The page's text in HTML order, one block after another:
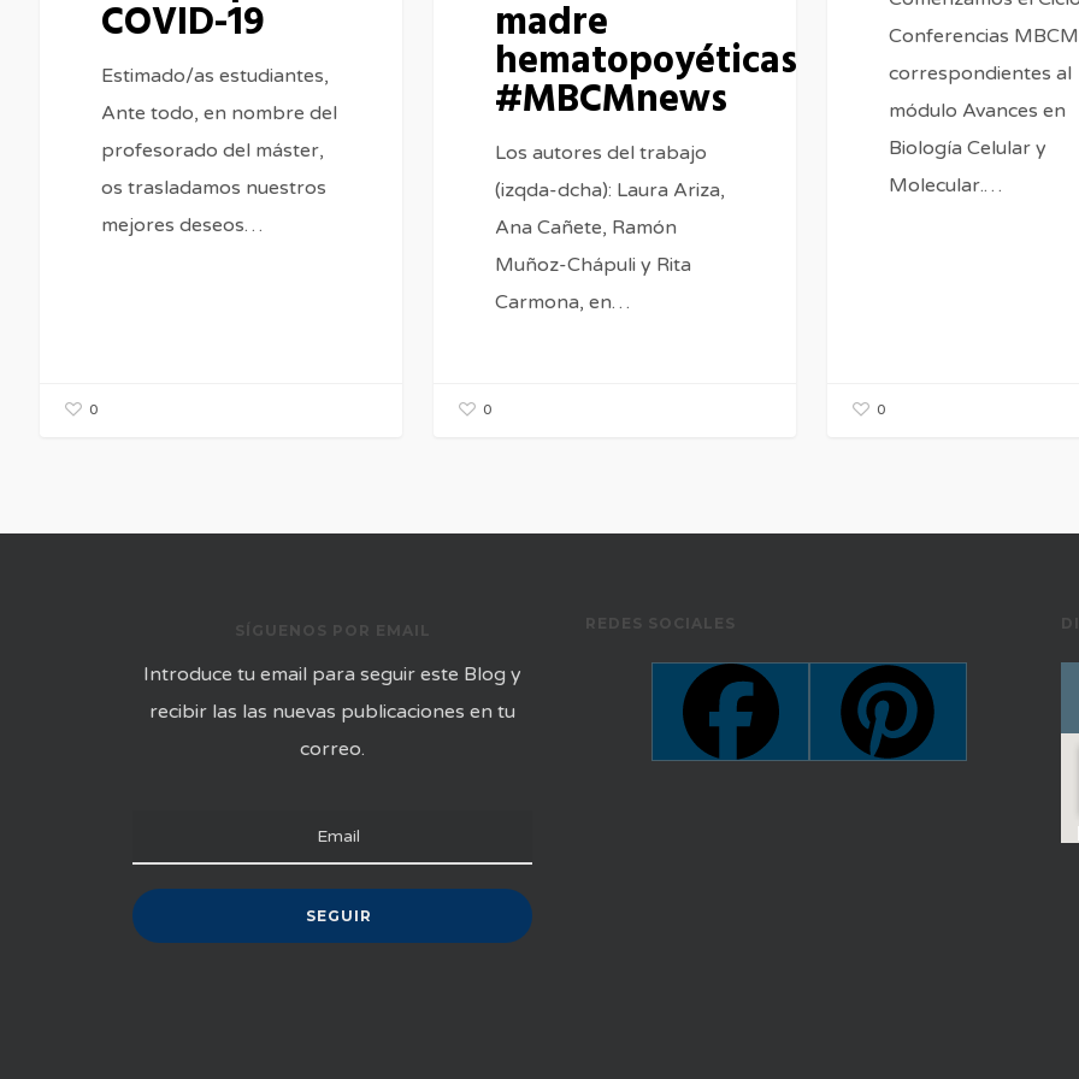
COVID-19
Estimado/as estudiantes,
Ante todo, en nombre del
profesorado del máster,
os trasladamos nuestros
mejores deseos…
0
madre
hematopoyéticas
#MBCMnews
Los autores del trabajo
(izqda-dcha): Laura Ariza,
Ana Cañete, Ramón
Muñoz-Chápuli y Rita
Carmona, en…
0
Conferencias
correspondientes al
módulo Avances en
Biología Celular y
Molecular.…
0
SÍGUENOS POR EMAIL
Introduce tu email para seguir este Blog y
recibir las las nuevas publicaciones en tu
correo.
REDES SOCIALES